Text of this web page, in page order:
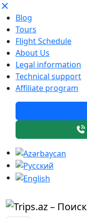
Blog
Tours
Flight Schedule
About Us
Legal information
Technical support
Affiliate program